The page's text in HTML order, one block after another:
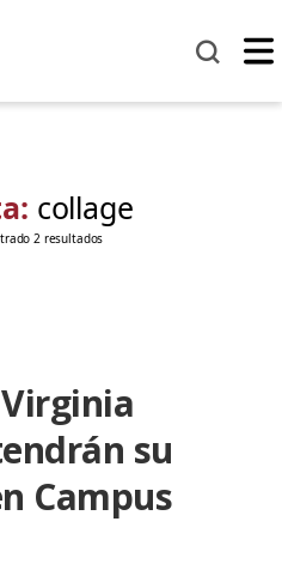
collage
2 resultados
su
Campus